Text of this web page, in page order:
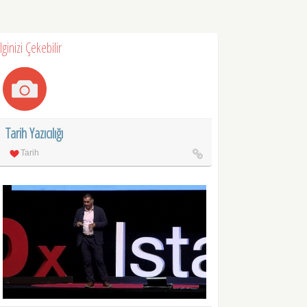
Çekebilir
Tarih Yazıcılığı
Tarih